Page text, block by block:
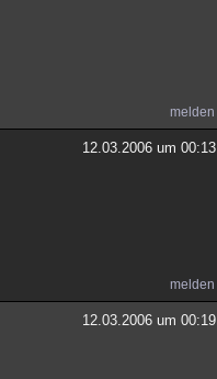
melden
12.03.2006 um 00:13
melden
12.03.2006 um 00:19